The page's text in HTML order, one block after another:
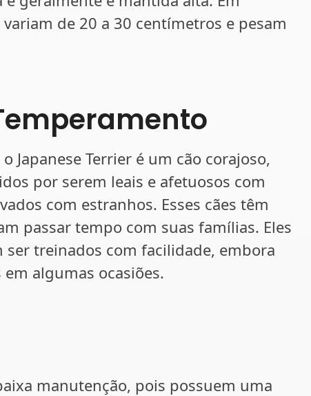
de 20 a 30 centímetros e pesam
Japanese Terrier é um cão corajoso,
por serem leais e afetuosos com
com estranhos. Esses cães têm
passar tempo com suas famílias. Eles
treinados com facilidade, embora
algumas ocasiões.
manutenção, pois possuem uma